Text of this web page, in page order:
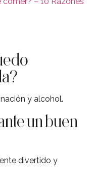
y alcohol.
un buen
divertido y